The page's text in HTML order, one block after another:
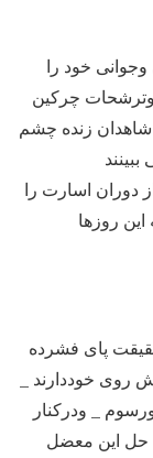
خود را
وترشحات چرکین
شاهدان زنده چشم
دوران اسارت را
روزها
پای فشرده
روی خوددارند _
_ ودرکنار
حل این معضل